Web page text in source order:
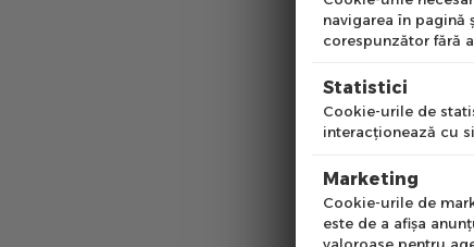
Bicicleta
navigarea în pagină
corespunzător fără
Statistici
Cookie-urile de
interacţionează cu
Marketing
Cookie-urile de
este de a afişa
valoroase pentru